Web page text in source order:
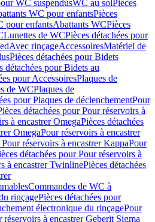
WC suspendusWC au solPièces
WC pour enfantsPièces
pour enfantsAbattants WCPièces
Lunettes de WCPièces détachées pour
Avec rinçageAccessoiresMatériel de
Pièces détachées pour Bidets
détachées pour Bidets au
pour AccessoiresPlaques de
de WCPlaques de
pour Plaques de déclenchementPour
détachées pour Pour réservoirs à
à encastrer OmegaPièces détachées
OmegaPour réservoirs à encastrer
réservoirs à encastrer KappaPour
détachées pour Pour réservoirs à
à encastrer TwinlinePièces détachées
Commandes de WC à
rinçagePièces détachées pour
électronique du rinçagePour
à encastrer Geberit Sigma